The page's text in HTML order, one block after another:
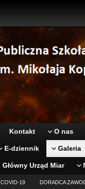
Kontakt O nas
E-dziennik Galeria
Główny Urząd Miar
COVID-19 DORADCA